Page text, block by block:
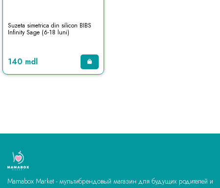
Suzeta simetrica din silicon BIBS
Infinity Sage (6-18 luni)
140 mdl
Mamabox Market - мультибрендовый магазин для будущих родителей и